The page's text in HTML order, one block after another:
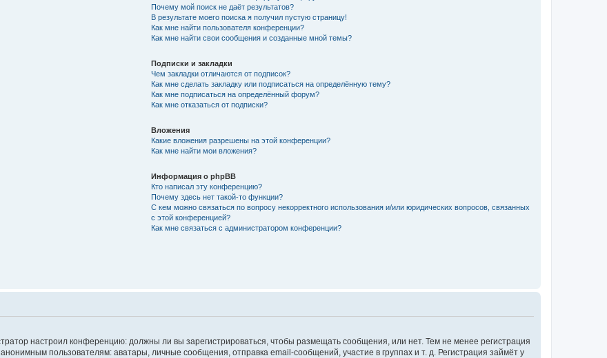
Почему мой поиск не даёт результатов?
В результате моего поиска я получил пустую страницу!
Как мне найти пользователя конференции?
Как мне найти свои сообщения и созданные мной темы?
Подписки и закладки
Чем закладки отличаются от подписок?
Как мне сделать закладку или подписаться на определённую тему?
Как мне подписаться на определённый форум?
Как мне отказаться от подписки?
Вложения
Какие вложения разрешены на этой конференции?
Как мне найти мои вложения?
Информация о phpBB
Кто написал эту конференцию?
Почему здесь нет такой-то функции?
С кем можно связаться по вопросу некорректного использования и/или юридических вопросов, связанных
с этой конференцией?
Как мне связаться с администратором конференции?
настроил конференцию: должны ли вы зарегистрироваться, чтобы размещать сообщения, или нет. Тем не менее регистрация
пользователям: аватары, личные сообщения, отправка email-сообщений, участие в группах и т. д. Регистрация займёт у